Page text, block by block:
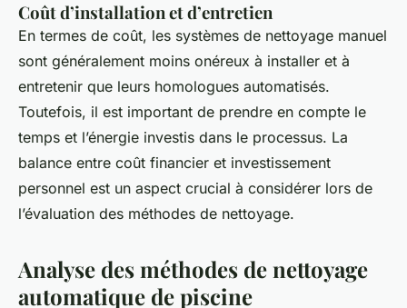
Coût d’installation et d’entretien
En termes de coût, les systèmes de nettoyage manuel
sont généralement moins onéreux à installer et à
entretenir que leurs homologues automatisés.
Toutefois, il est important de prendre en compte le
temps et l’énergie investis dans le processus. La
balance entre coût financier et investissement
personnel est un aspect crucial à considérer lors de
l’évaluation des méthodes de nettoyage.
Analyse des méthodes de nettoyage
automatique de piscine